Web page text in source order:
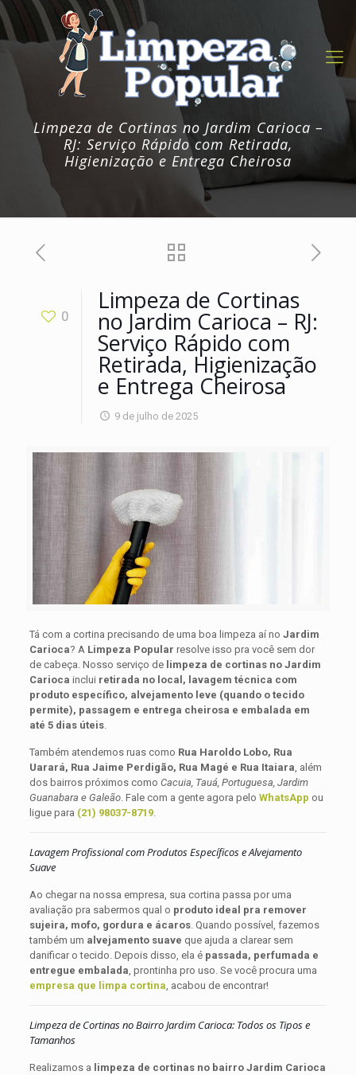
Limpeza de Cortinas no Jardim Carioca –
RJ: Serviço Rápido com Retirada,
Higienização e Entrega Cheirosa
0
Limpeza de Cortinas
no Jardim Carioca – RJ:
Serviço Rápido com
Retirada, Higienização
e Entrega Cheirosa
9 de julho de 2025
Tá com a cortina precisando de uma boa limpeza aí no Jardim
Carioca? A Limpeza Popular resolve isso pra você sem dor
de cabeça. Nosso serviço de limpeza de cortinas no Jardim
Carioca inclui retirada no local, lavagem técnica com
produto específico, alvejamento leve (quando o tecido
permite), passagem e entrega cheirosa e embalada em
até 5 dias úteis.
Também atendemos ruas como Rua Haroldo Lobo, Rua
Uarará, Rua Jaime Perdigão, Rua Magé e Rua Itaiara , além
dos bairros próximos como Cacuia, Tauá, Portuguesa, Jardim
Guanabara e Galeão. Fale com a gente agora pelo WhatsApp ou
ligue para (21) 98037-8719.
Lavagem Profissional com Produtos Específicos e Alvejamento
Suave
Ao chegar na nossa empresa, sua cortina passa por uma
avaliação pra sabermos qual o produto ideal pra remover
sujeira, mofo, gordura e ácaros. Quando possível, fazemos
também um alvejamento suave que ajuda a clarear sem
danificar o tecido. Depois disso, ela é passada, perfumada e
entregue embalada , prontinha pro uso. Se você procura uma
empresa que limpa cortina , acabou de encontrar!
Limpeza de Cortinas no Bairro Jardim Carioca: Todos os Tipos e
Tamanhos
Realizamos a limpeza de cortinas no bairro Jardim Carioca